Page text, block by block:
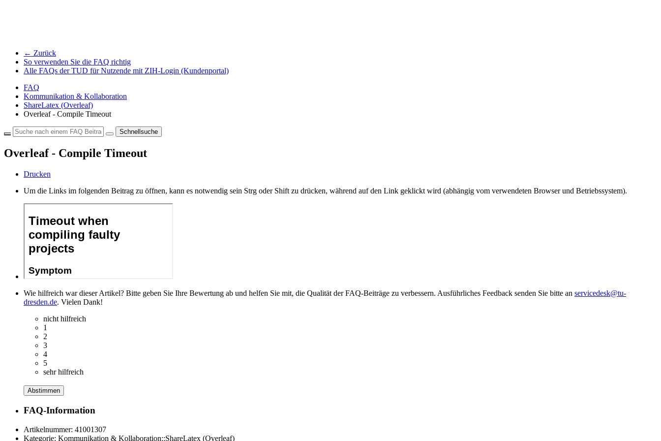
← Zurück
So verwenden Sie die FAQ richtig
Alle FAQs der TUD für Nutzende mit ZIH-Login (Kundenportal)
FAQ
Kommunikation & Kollaboration
ShareLatex (Overleaf)
Overleaf - Compile Timeout
Schnellsuche
Overleaf - Compile Timeout
Drucken
Um die Links im folgenden Beitrag zu öffnen, kann es notwendig sein Strg oder Shift zu drücken, während auf den Link geklickt wird (abhängig vom verwendeten Browser und Betriebssystem).
Wie hilfreich war dieser Artikel? Bitte geben Sie Ihre Bewertung ab und helfen Sie mit, die Qualität der FAQ-Beiträge zu verbessern. Ausführliches Feedback senden Sie bitte an servicedesk@tu-
dresden.de. Vielen Dank!
nicht hilfreich
1
2
3
4
5
sehr hilfreich
Abstimmen
FAQ-Information
Artikelnummer: 41001307
Kategorie: Kommunikation & Kollaboration::ShareLatex (Overleaf)